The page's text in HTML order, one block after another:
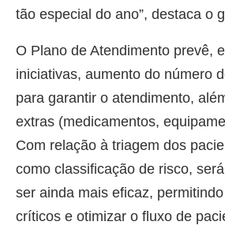
tão especial do ano”, destaca o
O Plano de Atendimento prevê,
iniciativas, aumento do número
para garantir o atendimento,
extras (medicamentos,
Com relação à triagem dos
como classificação de risco,
ser ainda mais eficaz,
críticos e otimizar o fluxo de